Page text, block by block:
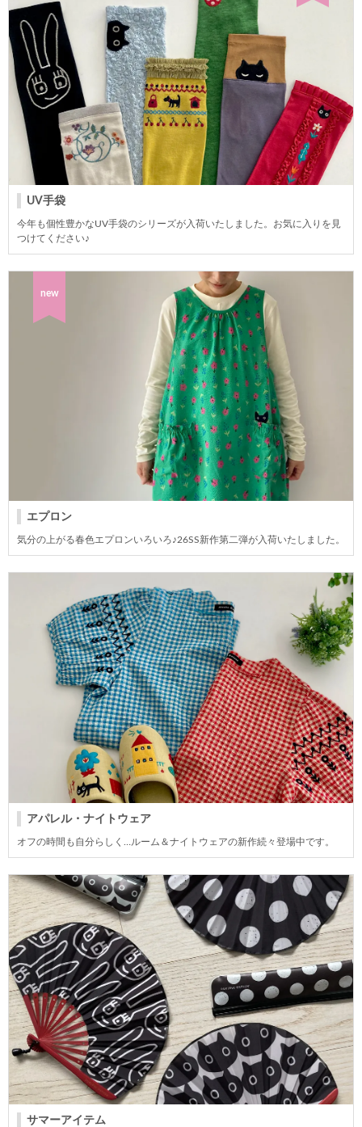
サマーアイテム
アパレル・ナイトウェア
オフの時間も自分らしく…ルーム＆ナイトウェアの新作続々登場中です。
UV手袋
今年も個性豊かなUV手袋のシリーズが入荷いたしました。お気に入りを見
つけてください♪
new
エプロン
気分の上がる春色エプロンいろいろ♪26SS新作第二弾が入荷いたしました。